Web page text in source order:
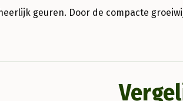
geuren. Door de compacte